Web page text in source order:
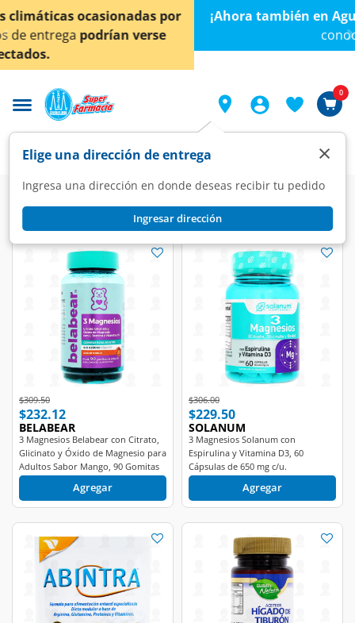
< div class="carousel-inner">
¡Ahora también en Aguascalientes!Daclic aquípara
conocer detalles.
Elige una dirección de entrega
Ingresa una dirección en donde deseas recibir tu pedido
×
Vitaminas y Suplementos(578 productos)
Price reduced from
$232.12
BELABEAR
3 Magnesios Belabear con Citrato,
Glicinato y Óxido de Magnesio para
Adultos Sabor Mango, 90 Gomitas
de 2.8 gr c/u.
Agregar
Price reduced from
to
$229.50
SOLANUM
3 Magnesios Solanum con
Espirulina y Vitamina D3, 60
Cápsulas de 650 mg c/u.
Agregar